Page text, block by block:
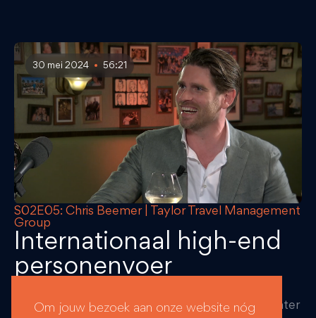
30 mei 2024 56:21
Internationaal high-end
personenvoer
S02E05: Chris Beemer | Taylor Travel Management
Group
In gesprek gaat met Chris Beemer, mede-oprichter
Om jouw bezoek aan onze website nóg